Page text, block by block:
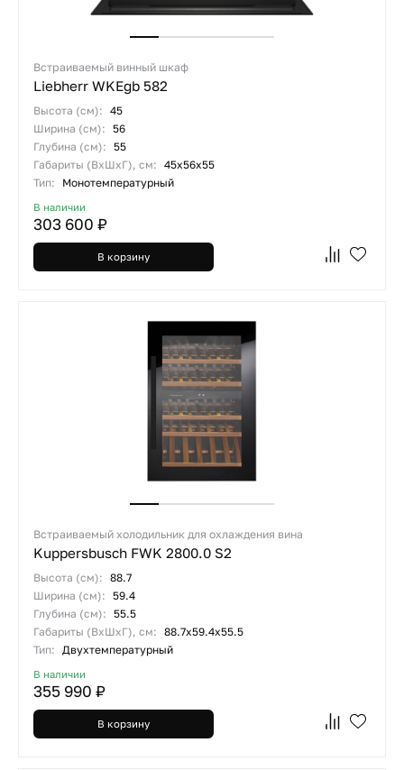
Встраиваемый винный шкаф
Liebherr WKEgb 582
Высота (см): 45
Ширина (см): 56
Глубина (см): 55
Габариты (ВхШхГ), см: 45x56x55
Тип:
Монотемпературный
В наличии
303 600 ₽
В корзину
Встраиваемый холодильник для охлаждения вина
Kuppersbusch FWK 2800.0 S2
Высота (см): 88.7
Ширина (см): 59.4
Глубина (см): 55.5
Габариты (ВхШхГ), см: 88.7x59.4x55.5
Тип: Двухтемпературный
В наличии
355 990 ₽
В корзину